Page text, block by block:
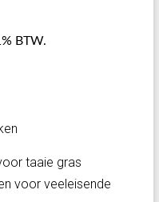
BTW.
taaie gras
voor veeleisende